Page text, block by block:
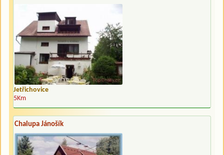
Jetřichovice
5Km
Chalupa Jánošík